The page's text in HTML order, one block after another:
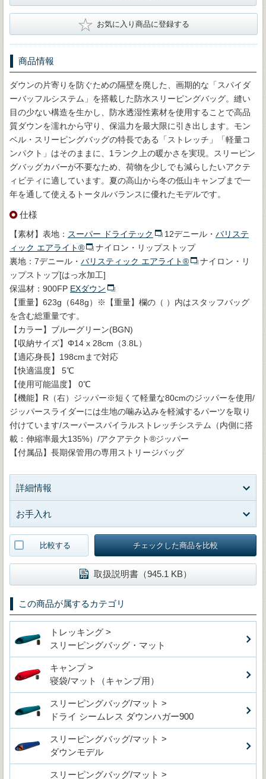
★ お気に入り商品に登録する
商品情報
ダウンの片寄りを防ぐための隔壁を廃した、画期的な「スパイダ
ーバッフルシステム」を搭載した防水スリーピングバッグ。縫い
目の少ない構造を生かし、防水透湿性素材を使用することで高品
質ダウンを濡れから守り、保温力を最大限に引き出します。モン
ベル・スリーピングバッグの特長である「ストレッチ」「軽量コ
ンパクト」はそのままに、1ランク上の暖かさを実現。スリーピン
グバッグカバーが不要なため、荷物を少しでも減らしたいアクテ
ィビティに適しています。夏の高山から冬の低山キャンプまで一
年を通して使えるトータルバランスに優れたモデルです。
仕様
【素材】表地： スーパー ドライテック 12デニール・ バリステ
ィック エアライト®
ナイロン・リップストップ
裏地：7デニール・ バリスティック エアライト®
ナイロン・リ
ップストップ[はっ水加工]
保温材：900FP EXダウン
【重量】623g（648g）※【重量】欄の（ ）内はスタッフバッグ
を含む総重量です。
【カラー】ブルーグリーン(BGN)
【収納サイズ】Φ14 x 28cm（3.8L）
【適応身長】198cmまで対応
【快適温度】 5℃
【使用可能温度】 0℃
【機能】R（右）ジッパー※短くて軽量な80cmのジッパーを使用/
ジッパースライダーには生地の噛み込みを軽減するパーツを取り
付けています/スーパースパイラルストレッチシステム（内側に搭
載：伸縮率最大135%）/アクアテクト®ジッパー
【付属品】長期保管用の専用ストリージバッグ
詳細情報
お手入れ
比較する チェックした商品を比較
取扱説明書（945.1 KB）
この商品が属するカテゴリ
トレッキング >
スリーピングバッグ・マット
キャンプ >
寝袋/マット（キャンプ用）
スリーピングバッグ/マット >
ドライ シームレス ダウンハガー900
スリーピングバッグ/マット >
ダウンモデル
スリーピングバッグ/マット >